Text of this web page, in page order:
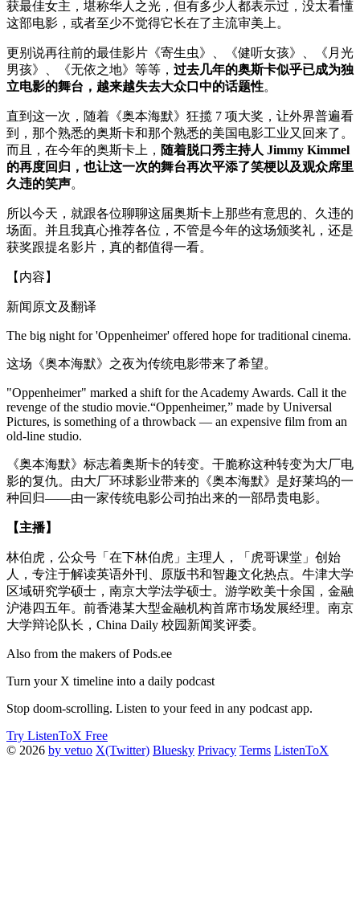
获最佳女主，堪称华人之光，但有多少人都表示过，没太看懂
这部电影，或者至少不觉得它长在了主流审美上。
更别说再往前的最佳影片《寄生虫》、《健听女孩》、《月光
男孩》、《无依之地》等等， 过去几年的奥斯卡似乎已成为独
立电影的舞台，越来越失去大众口中的话题性。
直到这一次，随着《奥本海默》狂揽 7 项大奖，让外界普遍看
到，那个熟悉的奥斯卡和那个熟悉的美国电影工业又回来了。
而且，在今年的奥斯卡上， 随着脱口秀主持人 Jimmy Kimmel
的再度回归，也让这一次的舞台再次平添了笑梗以及观众席里
久违的笑声。
所以今天，就跟各位聊聊这届奥斯卡上那些有意思的、久违的
场面。并且我真心推荐各位，不管是今年的这场颁奖礼，还是
获奖跟提名影片，真的都值得一看。
【内容】
新闻原文及翻译
The big night for 'Oppenheimer' offered hope for traditional cinema.
这场《奥本海默》之夜为传统电影带来了希望。
"Oppenheimer" marked a shift for the Academy Awards. Call it the
revenge of the studio movie.“Oppenheimer,” made by Universal
Pictures, is something of a throwback — an expensive film from an
old-line studio.
《奥本海默》标志着奥斯卡的转变。干脆称这种转变为大厂电
影的复仇。由大厂环球影业带来的《奥本海默》是好莱坞的一
种回归——由一家传统电影公司拍出来的一部昂贵电影。
【主播】
林伯虎，公众号「在下林伯虎」主理人，「虎哥课堂」创始
人，专注于解读英语外刊、原版书和智趣文化热点。牛津大学
区域研究学硕士，南京大学法学硕士。游学欧美十余国，金融
沪港四五年。前香港某大型金融机构首席市场发展经理。南京
大学辩论队长，China Daily 校园新闻奖评委。
Also from the makers of Pods.ee
Turn your X timeline into a daily podcast
Stop doom-scrolling. Listen to your feed in any podcast app.
Try ListenToX Free
© 2026 by vetuo X(Twitter) Bluesky Privacy Terms ListenToX